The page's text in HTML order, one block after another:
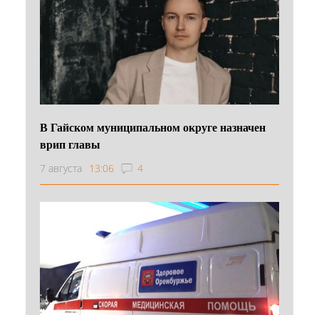
В Гайском муниципальном округе назначен
врип главы
7 августа 13:06 4